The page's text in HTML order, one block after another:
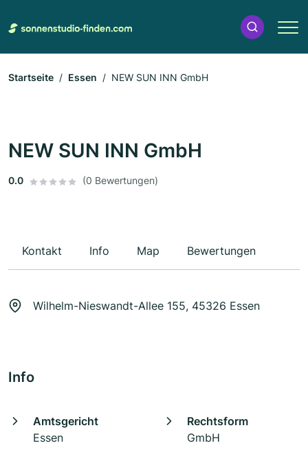
Startseite Essen NEW SUN INN GmbH
NEW SUN INN GmbH
0.0 (0 Bewertungen)
Kontakt Info Map Bewertungen
Wilhelm-Nieswandt-Allee 155, 45326 Essen
Info
Amtsgericht
Essen
Rechtsform
GmbH